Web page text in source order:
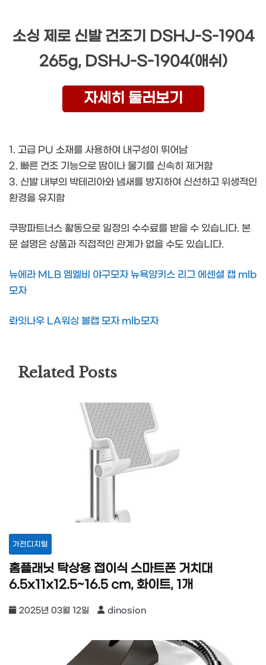
소싱 제로 신발 건조기 DSHJ-S-1904
265g, DSHJ-S-1904(애쉬)
자세히 둘러보기
1. 고급 PU 소재를 사용하여 내구성이 뛰어남
2. 빠른 건조 기능으로 땀이나 물기를 신속히 제거함
3. 신발 내부의 박테리아와 냄새를 방지하여 신선하고 위생적인
환경을 유지함
쿠팡파트너스 활동으로 일정의 수수료를 받을 수 있습니다. 본
문 설명은 상품과 직접적인 관계가 없을 수도 있습니다.
뉴에라 MLB 엠엘비 야구모자 뉴욕양키스 리그 에센셜 캡 mlb
모자
롸잇나우 LA워싱 볼캡 모자 mlb모자
Related Posts
가전디지털
홈플래닛 탁상용 접이식 스마트폰 거치대
6.5x11x12.5~16.5 cm, 화이트, 1개
2025년 03월 12일 dinosion